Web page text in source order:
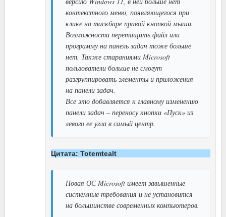
контекстного меню, появляющегося при
клике на таскбаре правой кнопкой мыши.
Возможности перетащить файл или
программу на панель задач тоже больше
нет. Также стараниями Microsoft
пользователи больше не смогут
разгруппировать элементы и приложения
на панели задач.
Все это добавляется к главному изменению
панели задач – переносу кнопки «Пуск» из
левого ее угла в самый центр.
Цитата: Totemtealt
Новая ОС Microsoft имеет завышенные
системные требования и не установится
на большинстве современных компьютеров.